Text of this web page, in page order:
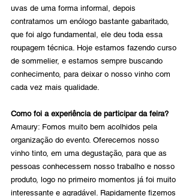
uvas de uma forma informal, depois
contratamos um enólogo bastante gabaritado,
que foi algo fundamental, ele deu toda essa
roupagem técnica. Hoje estamos fazendo curso
de sommelier, e estamos sempre buscando
conhecimento, para deixar o nosso vinho com
cada vez mais qualidade.
Como foi a experiência de participar da feira?
Amaury: Fomos muito bem acolhidos pela
organização do evento. Oferecemos nosso
vinho tinto, em uma degustação, para que as
pessoas conhecessem nosso trabalho e nosso
produto, logo no primeiro momentos já foi muito
interessante e agradável. Rapidamente fizemos